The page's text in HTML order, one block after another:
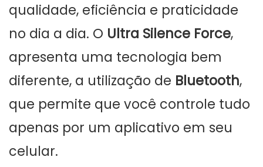
qualidade, eficiência e praticidade
no dia a dia. O Ultra Silence Force,
apresenta uma tecnologia bem
diferente, a utilização de Bluetooth,
que permite que você controle tudo
apenas por um aplicativo em seu
celular.